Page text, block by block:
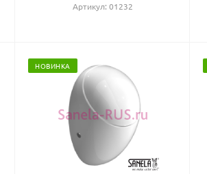
Артикул: 01232
НОВИНКА